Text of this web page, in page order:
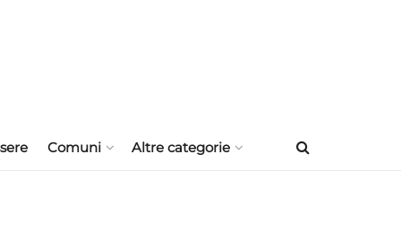
Comuni Altre categorie